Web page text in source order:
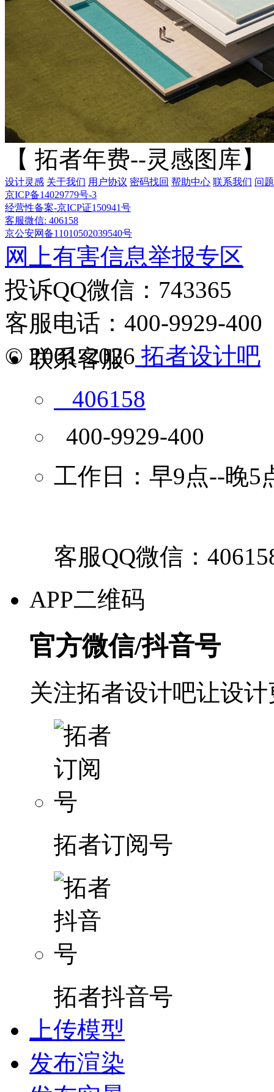
【 拓者年费--灵感图库】
设计灵感 关于我们 用户协议 密码找回 帮助中心 联系我们 问
京ICP备14029779号-3
经营性备案-京ICP证150941号
客服微信: 406158
京公安网备11010502039540号
网上有害信息举报专区
投诉QQ微信：743365
客服电话：400-9929-400
© 2001-2026 拓者设计吧
联系客服
406158
400-9929-400
工作日：早9点--晚5
客服QQ微信：
APP二维码
官方微信/抖音号
关注拓者设计吧让设
拓者订阅号
拓者抖音号
上传模型
发布渲染